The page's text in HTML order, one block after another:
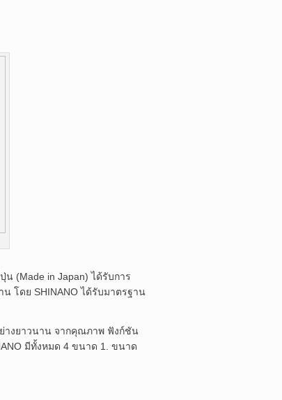
(Made in Japan) ได้รับการ
โดย SHINANO ได้รับมาตรฐาน
างยาวนาน จากคุณภาพ ฟังก์ชัน
มีทั้งหมด 4 ขนาด 1. ขนาด